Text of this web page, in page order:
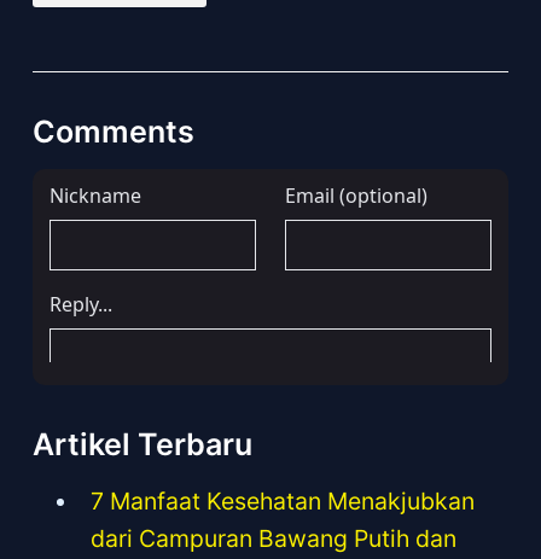
Comments
Artikel Terbaru
7 Manfaat Kesehatan Menakjubkan
dari Campuran Bawang Putih dan